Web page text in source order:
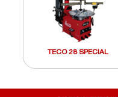
TECO 28 SPECIAL